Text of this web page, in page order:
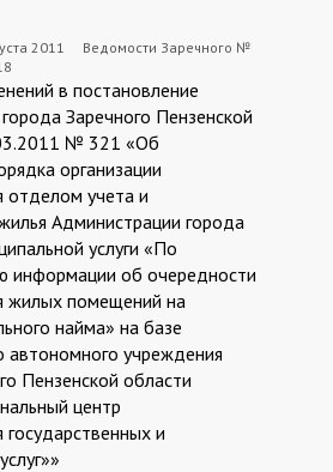
2011
Ведомости Заречного №
в постановление
Заречного Пензенской
№ 321 «Об
организации
отделом учета и
Администрации города
услуги «По
информации об очередности
жилых помещений на
найма» на базе
автономного учреждения
Пензенской области
центр
и